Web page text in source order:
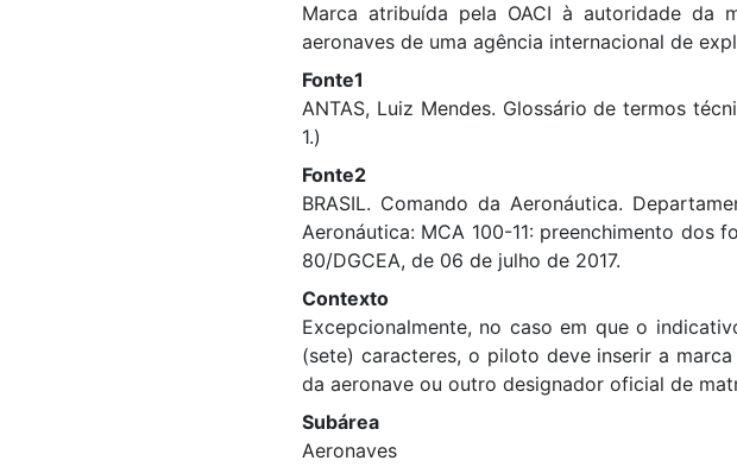
Marca atribuída pela OACI à autoridade da
aeronaves de uma agência internacional de
Fonte1
ANTAS, Luiz Mendes. Glossário de termos
1.)
Fonte2
BRASIL. Comando da Aeronáutica.
Aeronáutica: MCA 100-11: preenchimento dos
80/DGCEA, de 06 de julho de 2017.
Contexto
Excepcionalmente, no caso em que o
(sete) caracteres, o piloto deve inserir a
da aeronave ou outro designador oficial de
Subárea
Aeronaves